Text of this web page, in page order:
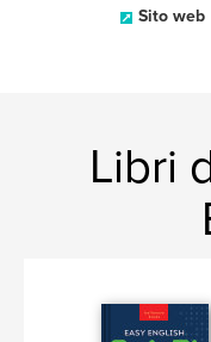
Sito web
Libri